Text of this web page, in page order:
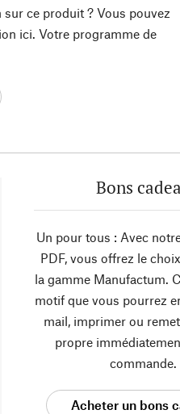
ce produit ? Vous pouvez
ici. Votre programme de
Bons
Un pour tous : Avec
PDF, vous offrez le
la gamme Manufactum.
motif que vous pourrez
mail, imprimer ou
propre
commande.
Acheter un bons